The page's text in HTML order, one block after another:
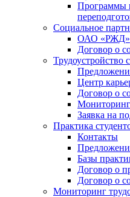
Программы
Социальное
ОАО «РЖД»
Договор о
Трудоустройство
Центр
Договор о
Мониторинг
Заявка на
Практика
Контакты
Базы
Договор о
Договор о
Мониторинг